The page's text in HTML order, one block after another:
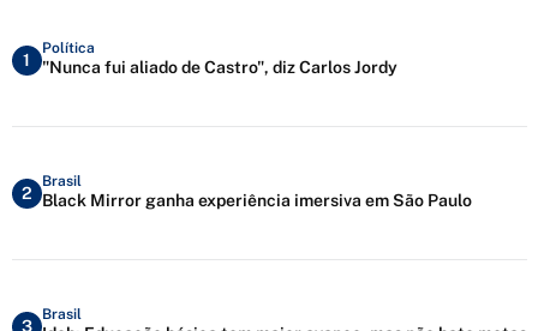
1
Política
"Nunca fui aliado de Castro", diz Carlos Jordy
2
Brasil
Black Mirror ganha experiência imersiva em São Paulo
3
Brasil